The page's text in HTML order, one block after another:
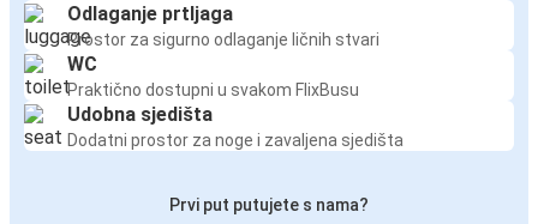
Odlaganje prtljaga
Prostor za sigurno odlaganje ličnih stvari
WC
Praktično dostupni u svakom FlixBusu
Udobna sjedišta
Dodatni prostor za noge i zavaljena sjedišta
Prvi put putujete s nama?